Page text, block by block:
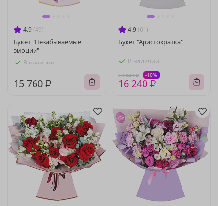
4.9 (49)
Букет "Незабываемые
эмоции"
В наличии
15 760 ₽
4.9 (61)
Букет "Аристократка"
В наличии
18 040 ₽ -10%
16 240 ₽